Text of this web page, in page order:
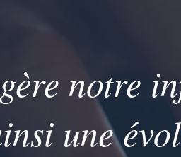
notre
une